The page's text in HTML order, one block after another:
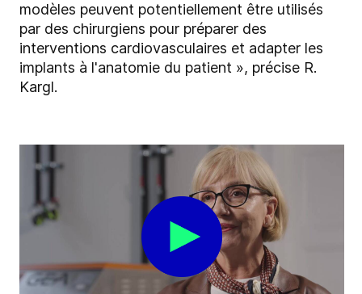
modèles peuvent potentiellement être utilisés
par des chirurgiens pour préparer des
interventions cardiovasculaires et adapter les
implants à l'anatomie du patient », précise R.
Kargl.